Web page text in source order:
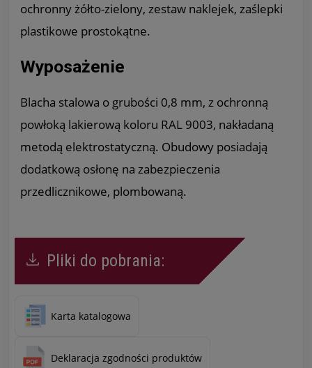
ochronny żółto-zielony, zestaw naklejek, zaślepki
plastikowe prostokątne.
Wyposażenie
Blacha stalowa o grubości 0,8 mm, z ochronną
powłoką lakierową koloru RAL 9003, nakładaną
metodą elektrostatyczną. Obudowy posiadają
dodatkową osłonę na zabezpieczenia
przedlicznikowe, plombowaną.
Pliki do pobrania:
Karta katalogowa
Deklaracja zgodności produktów